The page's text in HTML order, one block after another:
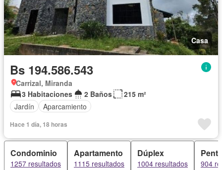
Casa
Bs 194.586.543
Carrizal, Miranda
3 Habitaciones
2 Baños
215 m²
Jardín
Aparcamiento
Hace 1 día, 18 horas
Condominio
1257 resultados
Apartamento
1115 resultados
Dúplex
1004 resultados 904